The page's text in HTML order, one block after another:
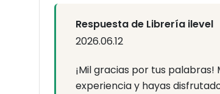
Respuesta de Librería ilevel
2026.06.12
¡Mil gracias por tus
experiencia y hayas